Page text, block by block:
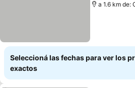
a 1.6 km de:
Seleccioná las fechas para ver los
exactos